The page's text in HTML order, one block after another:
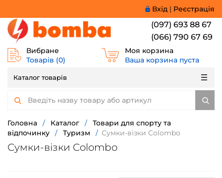
Вхід | Реєстрація
(097) 693 88 67
(066) 790 67 69
Вибране
Товарів (0)
Моя корзина
Ваша корзина пуста
Каталог товарів
Головна / Каталог /
Товари для спорту та
відпочинку
/ Туризм / Сумки-візки Colombo
Сумки-візки Colombo